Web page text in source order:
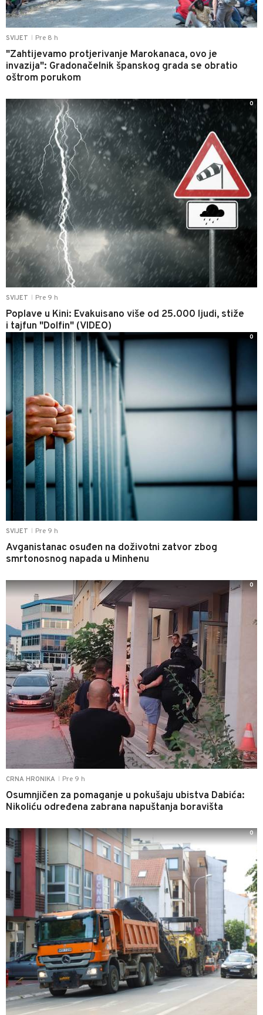
SVIJET Pre 8 h
"Zahtijevamo protjerivanje Marokanaca, ovo je
invazija": Gradonačelnik španskog grada se obratio
oštrom porukom
SVIJET Pre 9 h
Poplave u Kini: Evakuisano više od 25.000 ljudi, stiže
i tajfun "Dolfin" (VIDEO)
0
SVIJET Pre 9 h
Avganistanac osuđen na doživotni zatvor zbog
smrtonosnog napada u Minhenu
0
CRNA HRONIKA Pre 9 h
Osumnjičen za pomaganje u pokušaju ubistva Dabića:
Nikoliću određena zabrana napuštanja boravišta
0
0